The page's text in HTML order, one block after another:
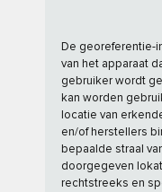
De georeferentie-
van het apparaat
gebruiker wordt
kan worden
locatie van
en/of herstellers
bepaalde straal
doorgegeven
rechtstreeks en